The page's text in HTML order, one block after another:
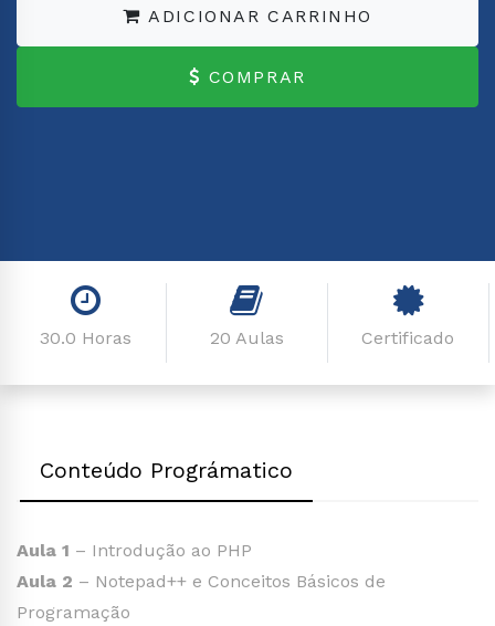
ADICIONAR CARRINHO
COMPRAR
30.0 Horas 20 Aulas Certificado
Conteúdo Prográmatico
Aula 1 – Introdução ao PHP
Aula 2 – Notepad++ e Conceitos Básicos de
Programação